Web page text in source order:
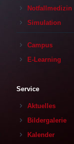
Notfallmedizin
Simulation
Campus
E-Learning
Service
Aktuelles
Bildergalerie
Kalender